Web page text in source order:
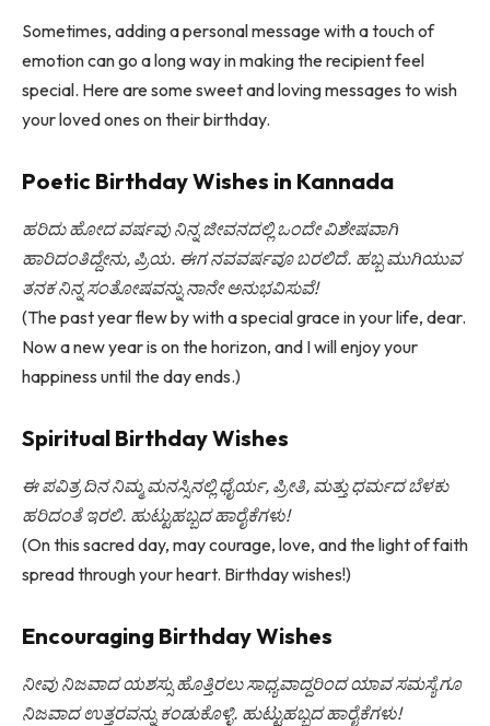
Sometimes, adding a personal message with a touch of
emotion can go a long way in making the recipient feel
special. Here are some sweet and loving messages to wish
your loved ones on their birthday.
Poetic Birthday Wishes in Kannada
ಹರಿದು ಹೋದ ವರ್ಷವು ನಿನ್ನ ಜೀವನದಲ್ಲಿ ಒಂದೇ ವಿಶೇಷವಾಗಿ
ಹಾರಿದಂತಿದ್ದೇನು, ಪ್ರಿಯ. ಈಗ ನವವರ್ಷವೂ ಬರಲಿದೆ. ಹಬ್ಬ ಮುಗಿಯುವ
ತನಕ ನಿನ್ನ ಸಂತೋಷವನ್ನು ನಾನೇ ಅನುಭವಿಸುವೆ!
(The past year flew by with a special grace in your life, dear.
Now a new year is on the horizon, and I will enjoy your
happiness until the day ends.)
Spiritual Birthday Wishes
ಈ ಪವಿತ್ರ ದಿನ ನಿಮ್ಮ ಮನಸ್ಸಿನಲ್ಲಿ ಧೈರ್ಯ, ಪ್ರೀತಿ, ಮತ್ತು ಧರ್ಮದ ಬೆಳಕು
ಹರಿದಂತೆ ಇರಲಿ. ಹುಟ್ಟುಹಬ್ಬದ ಹಾರೈಕೆಗಳು!
(On this sacred day, may courage, love, and the light of faith
spread through your heart. Birthday wishes!)
Encouraging Birthday Wishes
ನೀವು ನಿಜವಾದ ಯಶಸ್ಸು ಹೊತ್ತಿರಲು ಸಾಧ್ಯವಾದ್ದರಿಂದ ಯಾವ ಸಮಸ್ಯೆಗೂ
ನಿಜವಾದ ಉತ್ತರವನ್ನು ಕಂಡುಕೊಳ್ಳಿ. ಹುಟ್ಟುಹಬ್ಬದ ಹಾರೈಕೆಗಳು!